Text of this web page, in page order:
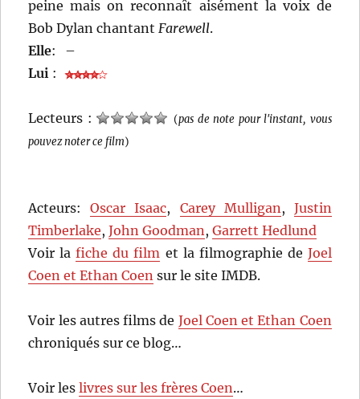
peine mais on reconnaît aisément la voix de
Bob Dylan chantantFarewell.
Elle:
–
Lui :
Lecteurs : (pas de note pour l'instant, vous
pouvez noter ce film)
Acteurs:Oscar Isaac, Carey Mulligan, Justin
Timberlake,John Goodman,Garrett Hedlund
Voir lafiche du film et la filmographie de Joel
Coen et Ethan Coen sur le site IMDB.
Voir les autres films de Joel Coen et Ethan Coen
chroniqués sur ce blog…
Voir leslivres sur les frères Coen…